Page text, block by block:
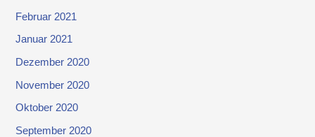
Februar 2021
Januar 2021
Dezember 2020
November 2020
Oktober 2020
September 2020